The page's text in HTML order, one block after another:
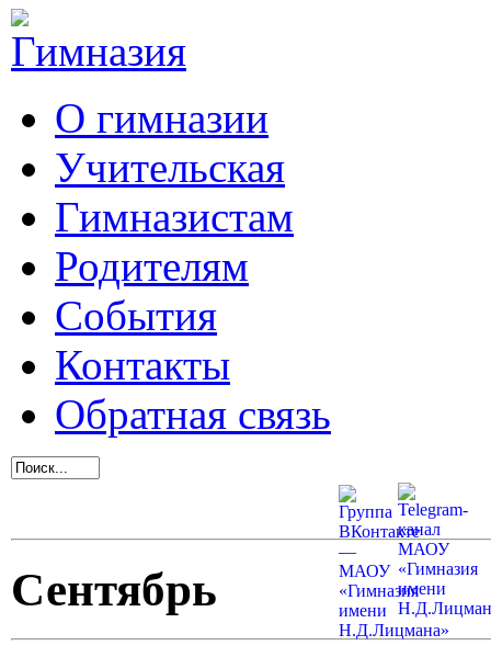
О гимназии
Учительская
Гимназистам
Родителям
События
Контакты
Обратная связь
Сентябрь